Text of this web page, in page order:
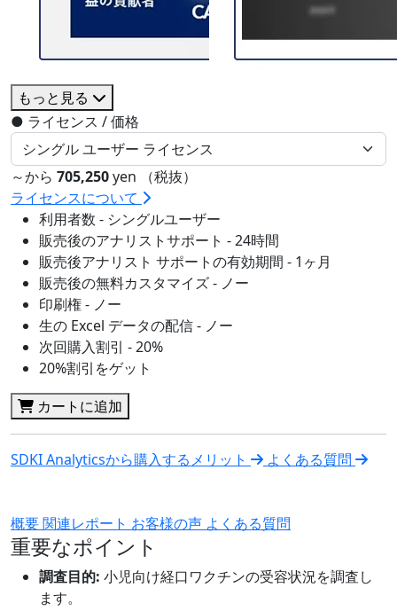
もっと見る
● ライセンス / 価格
～から 705,250yen （税抜）
ライセンスについて
利用者数 - シングルユーザー
販売後のアナリストサポート - 24時間
販売後アナリスト サポートの有効期間 - 1ヶ月
販売後の無料カスタマイズ - ノー
印刷権 - ノー
生の Excel データの配信 - ノー
次回購入割引 - 20%
20%割引をゲット
カートに追加
SDKI Analyticsから購入するメリット よくある質問
概要関連レポート お客様の声 よくある質問
重要なポイント
調査目的: 小児向け経口ワクチンの受容状況を調査し
ます。